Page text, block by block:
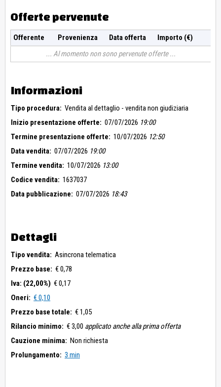
Offerte pervenute
Offerente Provenienza Data offerta
Importo (€)
Al momento non sono pervenute offerte
Informazioni
Tipo procedura: Vendita al dettaglio - vendita non giudiziaria
Inizio presentazione offerte: 07/07/2026 19:00
Termine presentazione offerte: 10/07/2026 12:50
Data vendita: 07/07/2026 19:00
Termine vendita: 10/07/2026 13:00
Codice vendita: 1637037
Data pubblicazione: 07/07/2026 18:43
Dettagli
Tipo vendita: Asincrona telematica
Prezzo base: € 0,78
Iva: (22,00%) € 0,17
Oneri: € 0,10
Prezzo base totale: € 1,05
Rilancio minimo: € 3,00 applicato anche alla prima offerta
Cauzione minima: Non richiesta
Prolungamento: 3 min